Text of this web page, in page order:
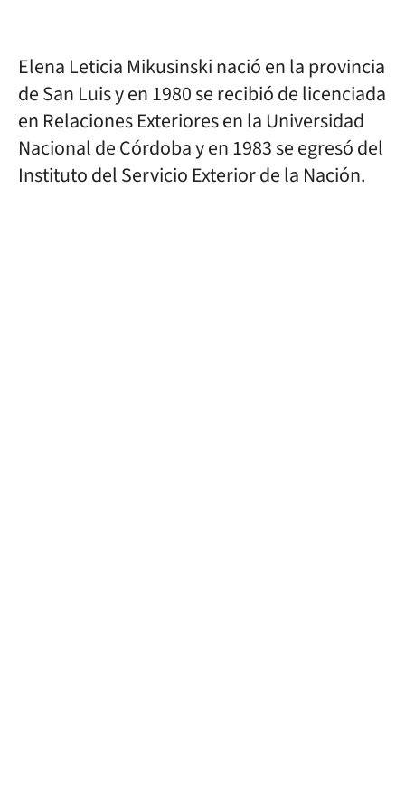
Elena Leticia Mikusinski nació en la provincia
de San Luis y en 1980 se recibió de licenciada
en Relaciones Exteriores en la Universidad
Nacional de Córdoba y en 1983 se egresó del
Instituto del Servicio Exterior de la Nación.